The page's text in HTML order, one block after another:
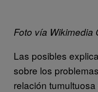
Foto vía Wikimedia
Las posibles
sobre los
relación